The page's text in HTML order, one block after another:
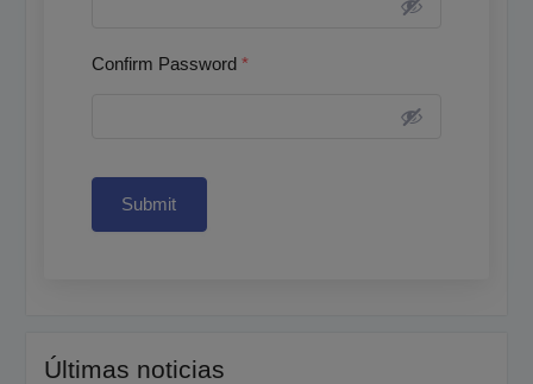
Confirm Password *
Submit
Últimas noticias